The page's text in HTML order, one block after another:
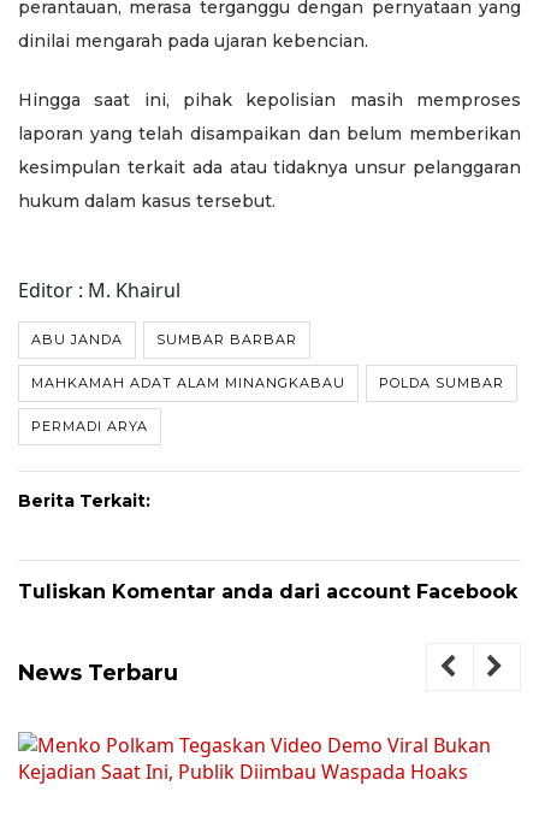
perantauan, merasa terganggu dengan pernyataan yang
dinilai mengarah pada ujaran kebencian.
Hingga saat ini, pihak kepolisian masih memproses
laporan yang telah disampaikan dan belum memberikan
kesimpulan terkait ada atau tidaknya unsur pelanggaran
hukum dalam kasus tersebut.
Editor : M. Khairul
ABU JANDA SUMBAR BARBAR
MAHKAMAH ADAT ALAM MINANGKABAU POLDA SUMBAR
PERMADI ARYA
Berita Terkait:
Tuliskan Komentar anda dari account Facebook
News Terbaru